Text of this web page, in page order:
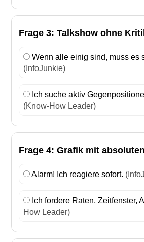
Frage 3: Talkshow ohne
Wenn alle einig sind, muss es
(InfoJunkie)
Ich suche aktiv
(Know-How Leader)
Frage 4: Grafik mit
Alarm! Ich reagiere sofort.
Ich fordere Raten, Zeitfenster,
How Leader)